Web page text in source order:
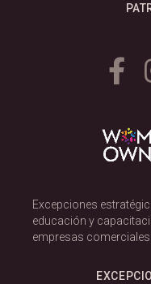
Excepciones
educación y
empresas comerciales